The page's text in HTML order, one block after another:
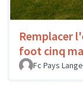
Remplacer
foot cinq
Fc Pays